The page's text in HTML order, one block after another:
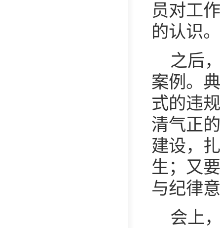
员对工
的认识。
之后
案例。
式的违
清气正
建设，
生；又
与纪律
会上